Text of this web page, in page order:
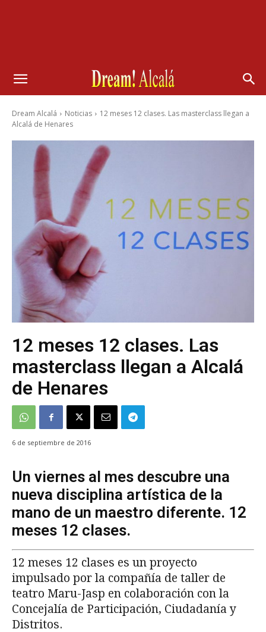
Dream Alcalá Noticias
12 meses 12 clases. Las masterclass llegan a
Alcalá de Henares
12 meses 12 clases. Las
masterclass llegan a Alcalá
de Henares
6 de septiembre de 2016
Un viernes al mes descubre una
nueva disciplina artística de la
mano de un maestro diferente. 12
meses 12 clases.
12 meses 12 clases es un proyecto
impulsado por la compañía de taller de
teatro Maru-Jasp en colaboración con la
Concejalía de Participación, Ciudadanía y
Distritos.